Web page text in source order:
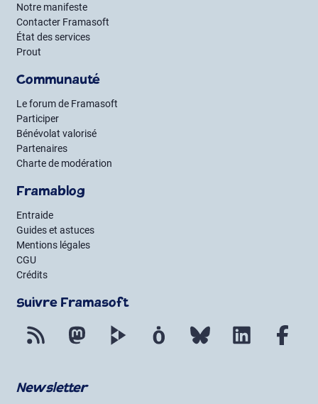
Notre manifeste
Contacter Framasoft
État des services
Prout
Communauté
Le forum de Framasoft
Participer
Bénévolat valorisé
Partenaires
Charte de modération
Framablog
Entraide
Guides et astuces
Mentions légales
CGU
Crédits
Suivre Framasoft
Flux RSS Mastodon PeerTube Mobilizon Bluesky LinkedIn
Newsletter